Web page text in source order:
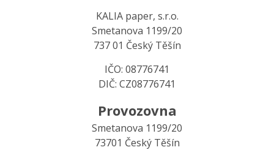
KALIA paper, s.r.o.
Smetanova 1199/20
737 01 Český Těšín
IČO: 08776741
DIČ: CZ08776741
Provozovna
Smetanova 1199/20
73701 Český Těšín